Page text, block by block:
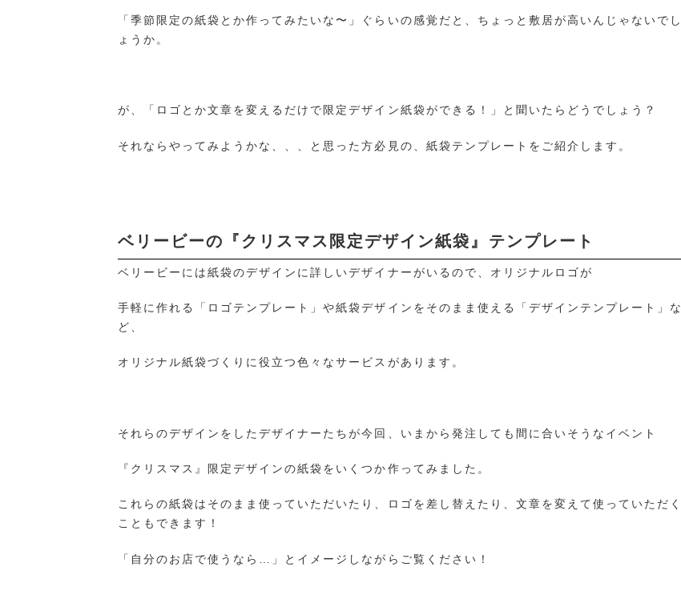
「季節限定の紙袋とか作ってみたいな〜」ぐらいの感覚だと、ちょっと敷居が高いんじゃないでし
ょうか。
が、「ロゴとか文章を変えるだけで限定デザイン紙袋ができる！」と聞いたらどうでしょう？
それならやってみようかな、、、と思った方必見の、紙袋テンプレートをご紹介します。
ベリービーの『クリスマス限定デザイン紙袋』テンプレート
ベリービーには紙袋のデザインに詳しいデザイナーがいるので、オリジナルロゴが
手軽に作れる「ロゴテンプレート」や紙袋デザインをそのまま使える「デザインテンプレート」な
ど、
オリジナル紙袋づくりに役立つ色々なサービスがあります。
それらのデザインをしたデザイナーたちが今回、いまから発注しても間に合いそうなイベント
『クリスマス』限定デザインの紙袋をいくつか作ってみました。
これらの紙袋はそのまま使っていただいたり、ロゴを差し替えたり、文章を変えて使っていただく
こともできます！
「自分のお店で使うなら…」とイメージしながらご覧ください！